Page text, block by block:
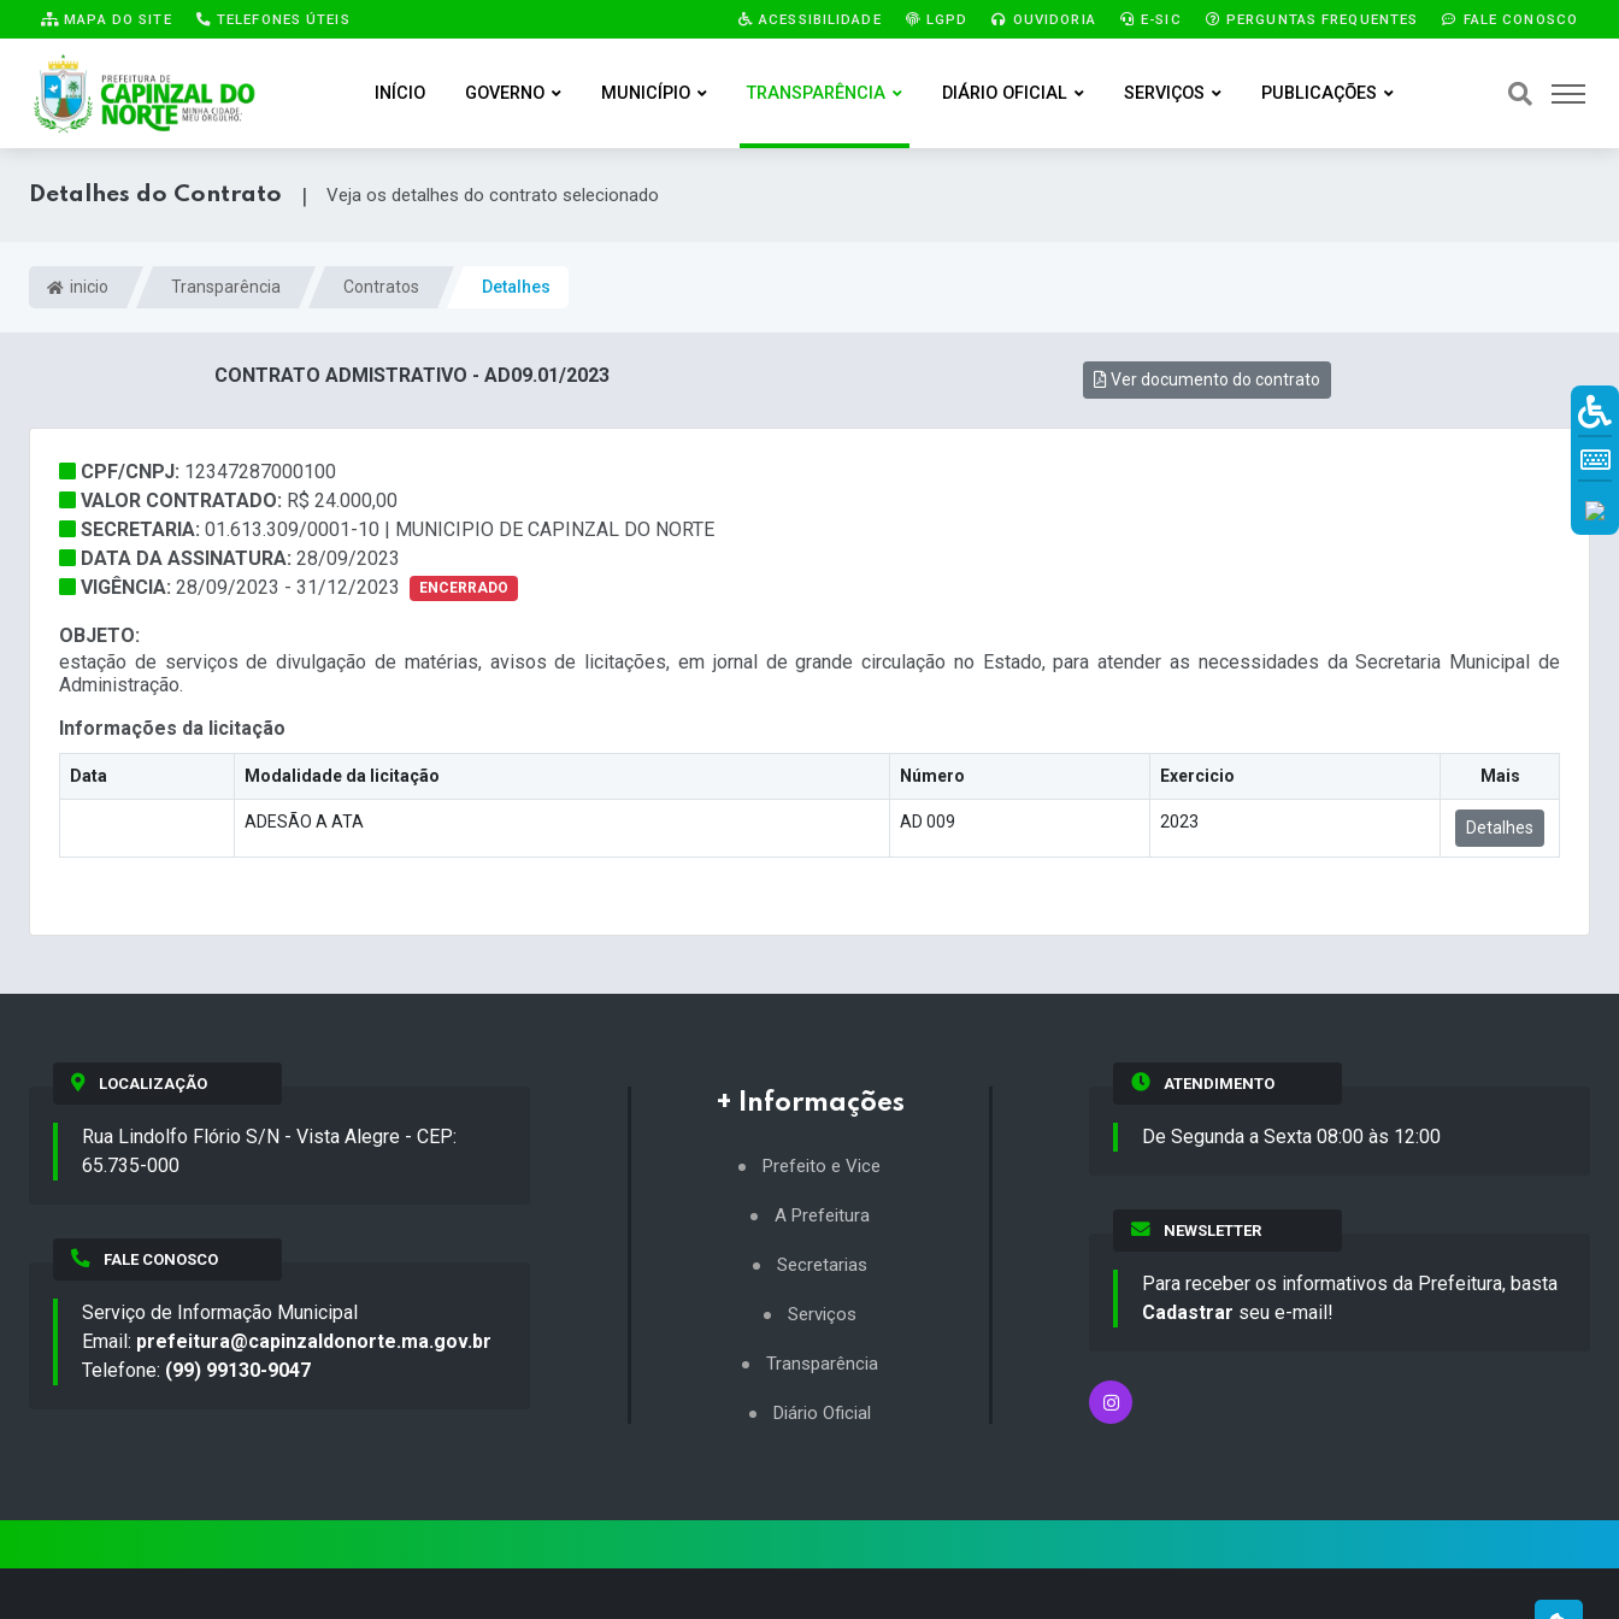
MAPA DO SITE TELEFONES ÚTEIS ACESSIBILIDADE LGPD OUVIDORIA E-SIC PERGUNTAS FREQUENTES FALE CONOSCO
INÍCIO GOVERNO MUNICÍPIO TRANSPARÊNCIA DIÁRIO OFICIAL SERVIÇOS PUBLICAÇÕES
Detalhes do Contrato | Veja os detalhes do contrato selecionado
inicio Transparência Contratos Detalhes
CONTRATO ADMISTRATIVO - AD09.01/2023 Ver documento do contrato
CPF/CNPJ: 12347287000100
VALOR CONTRATADO: R$ 24.000,00
SECRETARIA: 01.613.309/0001-10 | MUNICIPIO DE CAPINZAL DO NORTE
DATA DA ASSINATURA: 28/09/2023
VIGÊNCIA: 28/09/2023 - 31/12/2023 ENCERRADO
OBJETO:
estação de serviços de divulgação de matérias, avisos de licitações, em jornal de grande circulação no Estado, para atender as necessidades da Secretaria Municipal de
Administração.
Informações da licitação
Data Modalidade da licitação Número Exercicio Mais
ADESÃO A ATA AD 009 2023 Detalhes
LOCALIZAÇÃO
Rua Lindolfo Flório S/N - Vista Alegre - CEP:
65.735-000
FALE CONOSCO
Serviço de Informação Municipal
Email: prefeitura@capinzaldonorte.ma.gov.br
Telefone: (99) 99130-9047
+ Informações
Prefeito e Vice
A Prefeitura
Secretarias
Serviços
Transparência
Diário Oficial
ATENDIMENTO
De Segunda a Sexta 08:00 às 12:00
NEWSLETTER
Para receber os informativos da Prefeitura, basta
Cadastrar seu e-mail!